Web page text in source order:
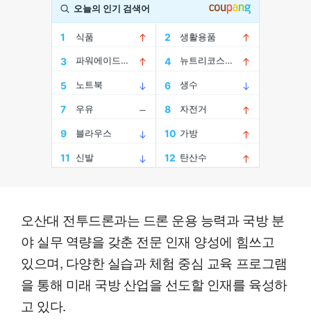
오산대 전투드론과는 드론 운용 능력과 국방 분
야 실무 역량을 갖춘 전문 인재 양성에 힘쓰고
있으며, 다양한 실습과 체험 중심 교육 프로그램
을 통해 미래 국방 산업을 선도할 인재를 육성하
고 있다.